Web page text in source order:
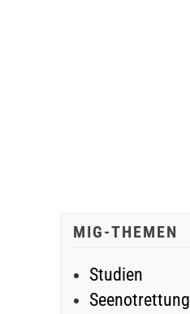
MIG-THEMEN
Studien
Seenotrettung